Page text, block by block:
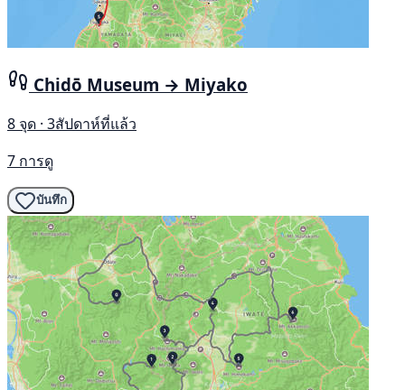
Chidō Museum → Miyako
8 จุด · 3สัปดาห์ที่แล้ว
7 การดู
บันทึก